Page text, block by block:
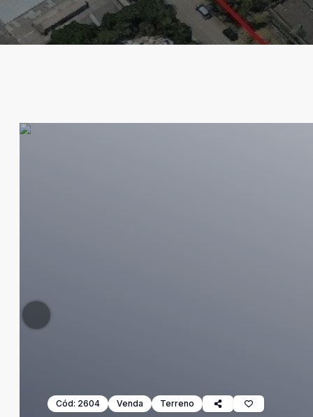
Cód: 2604 Venda Terreno